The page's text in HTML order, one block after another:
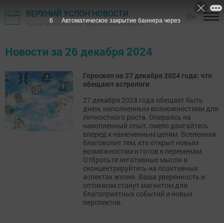
ВЕРХНИЙ УСЛОН НОВОСТИ
Газета "Волжская новь" - Верхнеуслонский район
Новости за 26 декабря 2024
Гороскоп на 27 декабря 2024 года: что
обещают астрологи
27 декабря 2024 года обещает быть
днем, наполненным возможностями для
личностного роста. Опираясь на
накопленный опыт, смело двигайтесь
вперед к намеченным целям. Вселенная
благоволит тем, кто открыт новым
возможностям и готов к переменам.
Отбросьте негативные мысли и
сконцентрируйтесь на позитивных
аспектах жизни. Ваша уверенность и
оптимизм станут магнитом для
благоприятных событий и новых
перспектив.
5 Автоматическое закрытие баннера через